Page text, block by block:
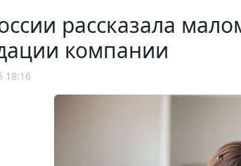
рассказала
компании
18:16